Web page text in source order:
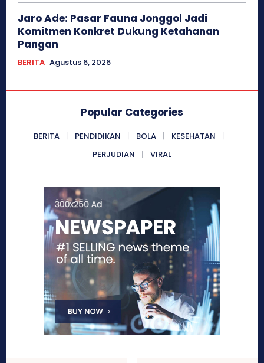
Jaro Ade: Pasar Fauna Jonggol Jadi
Komitmen Konkret Dukung Ketahanan
Pangan
BERITA Agustus 6, 2026
Popular Categories
BERITA PENDIDIKAN BOLA
KESEHATAN
PERJUDIAN
VIRAL